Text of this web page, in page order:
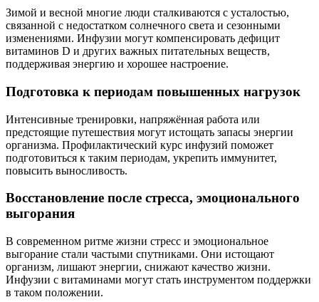
Зимой и весной многие люди сталкиваются с усталостью,
связанной с недостатком солнечного света и сезонными
изменениями. Инфузии могут компенсировать дефицит
витаминов D и других важных питательных веществ,
поддерживая энергию и хорошее настроение.
Подготовка к периодам повышенных нагрузок
Интенсивные тренировки, напряжённая работа или
предстоящие путешествия могут истощать запасы энергии
организма. Профилактический курс инфузий поможет
подготовиться к таким периодам, укрепить иммунитет,
повысить выносливость.
Восстановление после стресса, эмоционального
выгорания
В современном ритме жизни стресс и эмоциональное
выгорание стали частыми спутниками. Они истощают
организм, лишают энергии, снижают качество жизни.
Инфузии с витаминами могут стать инструментом поддержки
в таком положении.